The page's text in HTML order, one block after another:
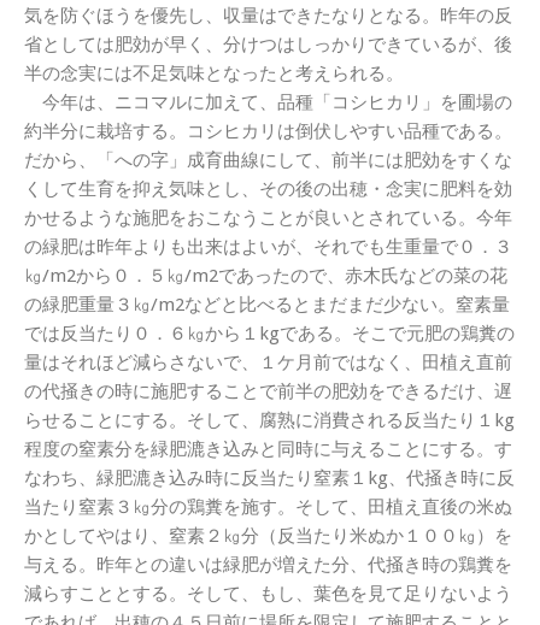
気を防ぐほうを優先し、収量はできたなりとなる。昨年の反
省としては肥効が早く、分けつはしっかりできているが、後
半の念実には不足気味となったと考えられる。
今年は、ニコマルに加えて、品種「コシヒカリ」を圃場の
約半分に栽培する。コシヒカリは倒伏しやすい品種である。
だから、「への字」成育曲線にして、前半には肥効をすくな
くして生育を抑え気味とし、その後の出穂・念実に肥料を効
かせるような施肥をおこなうことが良いとされている。今年
の緑肥は昨年よりも出来はよいが、それでも生重量で０．３
㎏/m2から０．５㎏/m2であったので、赤木氏などの菜の花
の緑肥重量３㎏/m2などと比べるとまだまだ少ない。窒素量
では反当たり０．６㎏から１kgである。そこで元肥の鶏糞の
量はそれほど減らさないで、１ケ月前ではなく、田植え直前
の代掻きの時に施肥することで前半の肥効をできるだけ、遅
らせることにする。そして、腐熟に消費される反当たり１kg
程度の窒素分を緑肥漉き込みと同時に与えることにする。す
なわち、緑肥漉き込み時に反当たり窒素１kg、代掻き時に反
当たり窒素３㎏分の鶏糞を施す。そして、田植え直後の米ぬ
かとしてやはり、窒素２㎏分（反当たり米ぬか１００㎏）を
与える。昨年との違いは緑肥が増えた分、代掻き時の鶏糞を
減らすこととする。そして、もし、葉色を見て足りないよう